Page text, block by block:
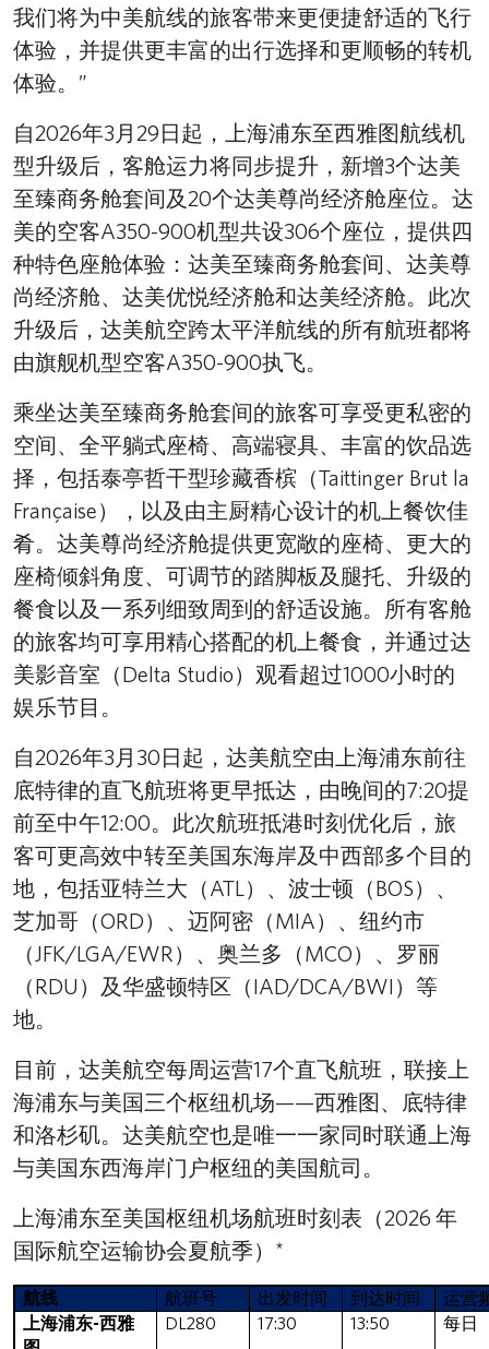
我们将为中美航线的旅客带来更便捷舒适的飞行
体验，并提供更丰富的出行选择和更顺畅的转机
体验。”
自2026年3月29日起，上海浦东至西雅图航线机
型升级后，客舱运力将同步提升，新增3个达美
至臻商务舱套间及20个达美尊尚经济舱座位。达
美的空客A350-900机型共设306个座位，提供四
种特色座舱体验：达美至臻商务舱套间、达美尊
尚经济舱、达美优悦经济舱和达美经济舱。此次
升级后，达美航空跨太平洋航线的所有航班都将
由旗舰机型空客A350-900执飞。
乘坐达美至臻商务舱套间的旅客可享受更私密的
空间、全平躺式座椅、高端寝具、丰富的饮品选
择，包括泰亭哲干型珍藏香槟（Taittinger Brut la
Française），以及由主厨精心设计的机上餐饮佳
肴。达美尊尚经济舱提供更宽敞的座椅、更大的
座椅倾斜角度、可调节的踏脚板及腿托、升级的
餐食以及一系列细致周到的舒适设施。所有客舱
的旅客均可享用精心搭配的机上餐食，并通过达
美影音室（Delta Studio）观看超过1000小时的
娱乐节目。
自2026年3月30日起，达美航空由上海浦东前往
底特律的直飞航班将更早抵达，由晚间的7:20提
前至中午12:00。此次航班抵港时刻优化后，旅
客可更高效中转至美国东海岸及中西部多个目的
地，包括亚特兰大（ATL）、波士顿（BOS）、
芝加哥（ORD）、迈阿密（MIA）、纽约市
（JFK/LGA/EWR）、奥兰多（MCO）、罗丽
（RDU）及华盛顿特区（IAD/DCA/BWI）等
地。
目前，达美航空每周运营17个直飞航班，联接上
海浦东与美国三个枢纽机场——西雅图、底特律
和洛杉矶。达美航空也是唯一一家同时联通上海
与美国东西海岸门户枢纽的美国航司。
上海浦东至美国枢纽机场航班时刻表（2026 年
国际航空运输协会夏航季）*
航线 航班号 出发时间 到达时间
运营
上海浦东-西雅
DL280 17:30 13:50 每日